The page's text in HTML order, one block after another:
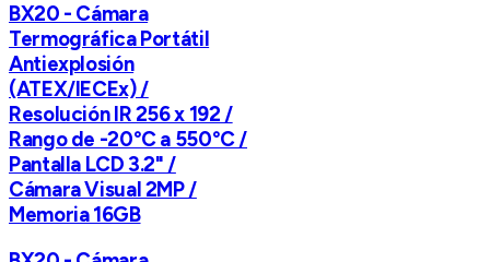
BX20 - Cámara
Termográfica Portátil
Antiexplosión
(ATEX/IECEx) /
Resolución IR 256 x 192 /
Rango de -20°C a 550°C /
Pantalla LCD 3.2" /
Cámara Visual 2MP /
Memoria 16GB